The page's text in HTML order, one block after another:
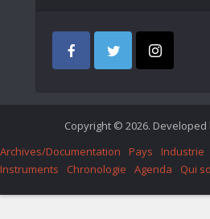
Copyright © 2026. Developed
Archives/Documentation
Pays Industrie
Instruments
Chronologie Agenda Qui